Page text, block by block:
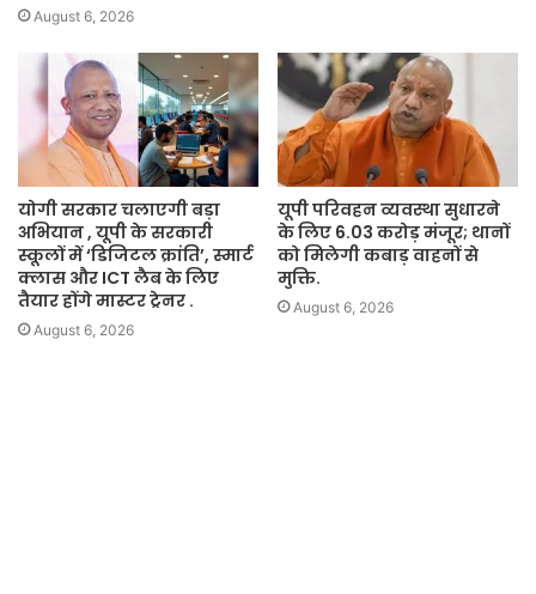
August 6, 2026
योगी सरकार चलाएगी बड़ा
अभियान , यूपी के सरकारी
स्कूलों में ‘डिजिटल क्रांति’, स्मार्ट
क्लास और ICT लैब के लिए
तैयार होंगे मास्टर ट्रेनर .
August 6, 2026
यूपी परिवहन व्यवस्था सुधारने
के लिए 6.03 करोड़ मंजूर; थानों
को मिलेगी कबाड़ वाहनों से
मुक्ति.
August 6, 2026